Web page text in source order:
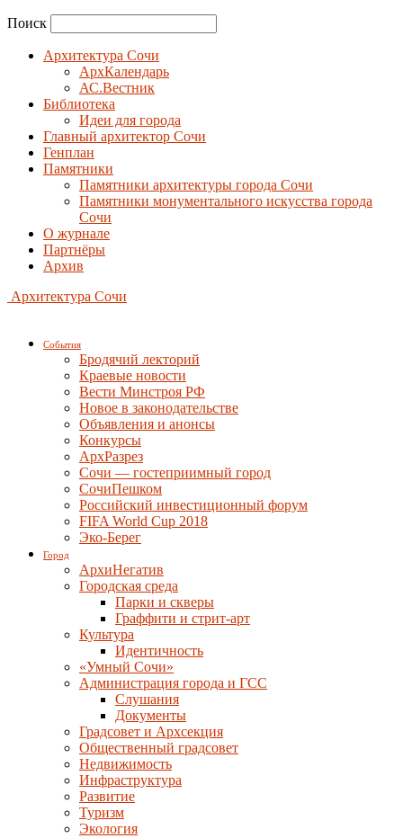
Поиск
Архитектура Сочи
АрхКалендарь
АС.Вестник
Библиотека
Идеи для города
Главный архитектор Сочи
Генплан
Памятники
Памятники архитектуры города Сочи
Памятники монументального искусства города
Сочи
О журнале
Партнёры
Архив
Архитектура Сочи
События
Бродячий лекторий
Краевые новости
Вести Минстроя РФ
Новое в законодательстве
Объявления и анонсы
Конкурсы
АрхРазрез
Сочи — гостеприимный город
СочиПешком
Российский инвестиционный форум
FIFA World Cup 2018
Эко-Берег
Город
АрхиНегатив
Городская среда
Парки и скверы
Граффити и стрит-арт
Культура
Идентичность
«Умный Сочи»
Администрация города и ГСС
Слушания
Документы
Градсовет и Архсекция
Общественный градсовет
Недвижимость
Инфраструктура
Развитие
Туризм
Экология